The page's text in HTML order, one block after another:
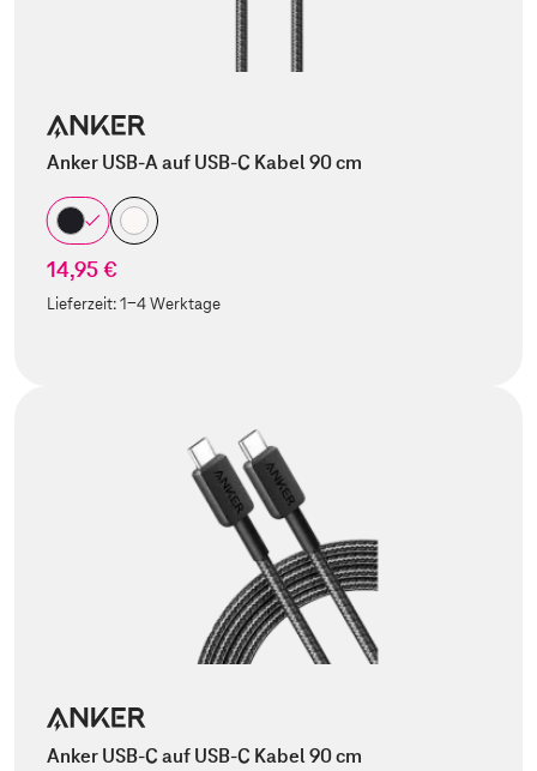
Anker USB-A auf USB-C Kabel 90 cm
14,95 €
Lieferzeit:1-4 Werktage
Anker USB-C auf USB-C Kabel 90 cm